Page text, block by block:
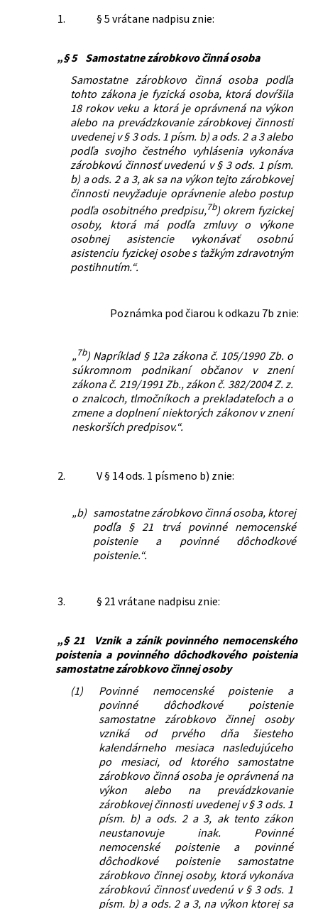
1.
§ 5 vrátane nadpisu znie:
„§ 5
Samostatne zárobkovo činná osoba
Samostatne zárobkovo činná osoba podľa
tohto zákona je fyzická osoba, ktorá dovŕšila
18 rokov veku a ktorá je oprávnená na výkon
alebo na prevádzkovanie zárobkovej činnosti
uvedenej v § 3 ods. 1 písm. b) a ods. 2 a 3 alebo
podľa svojho čestného vyhlásenia vykonáva
zárobkovú činnosť uvedenú v § 3 ods. 1 písm.
b) a ods. 2 a 3, ak sa na výkon tejto zárobkovej
činnosti nevyžaduje oprávnenie alebo postup
podľa osobitného predpisu,7b) okrem fyzickej
osoby, ktorá má podľa zmluvy o výkone
osobnej asistencie vykonávať osobnú
asistenciu fyzickej osobe s ťažkým zdravotným
postihnutím.“.
Poznámka pod čiarou k odkazu 7b znie:
„7b) Napríklad § 12a zákona č. 105/1990 Zb. o
súkromnom podnikaní občanov v znení
zákona č. 219/1991 Zb., zákon č. 382/2004 Z. z.
o znalcoch, tlmočníkoch a prekladateľoch a o
zmene a doplnení niektorých zákonov v znení
neskorších predpisov.“.
2. V § 14 ods. 1 písmeno b) znie:
„b) samostatne zárobkovo činná osoba, ktorej
podľa § 21 trvá povinné nemocenské
poistenie a povinné dôchodkové
poistenie.“.
3. § 21 vrátane nadpisu znie:
„§ 21
Vznik a zánik povinného nemocenského
poistenia a povinného dôchodkového poistenia
samostatne zárobkovo činnej osoby
(1)
Povinné nemocenské poistenie a
povinné dôchodkové poistenie
samostatne zárobkovo činnej osoby
vzniká od prvého dňa šiesteho
kalendárneho mesiaca nasledujúceho
po mesiaci, od ktorého samostatne
zárobkovo činná osoba je oprávnená na
výkon alebo na prevádzkovanie
zárobkovej činnosti uvedenej v § 3 ods. 1
písm. b) a ods. 2 a 3, ak tento zákon
neustanovuje inak. Povinné
nemocenské poistenie a povinné
dôchodkové poistenie samostatne
zárobkovo činnej osoby, ktorá vykonáva
zárobkovú činnosť uvedenú v § 3 ods. 1
písm. b) a ods. 2 a 3, na výkon ktorej sa